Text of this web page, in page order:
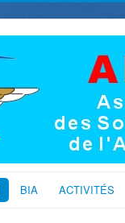
BIA ACTIVITÉS